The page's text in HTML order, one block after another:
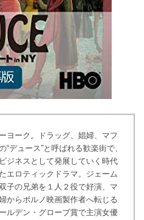
ヨーク。ドラッグ、娼婦、マフ
“デュース”と呼ばれる歓楽街で、
ジネスとして発展していく時代
エロティックドラマ。ジェーム
子の兄弟を１人２役で好演、マ
からポルノ映画製作者へ転じる
ルデン・グローブ賞で主演女優